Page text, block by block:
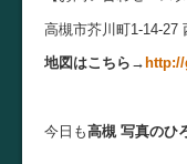
高槻市芥川町1-14-27
地図はこちら→
今日も高槻 写真のひ